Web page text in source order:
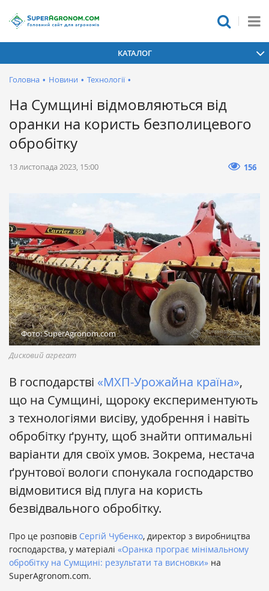
КАТАЛОГ
Головна • Новини • Технології •
На Сумщині відмовляються від
оранки на користь безполицевого
обробітку
13 листопада 2023, 15:00 156
Фото: SuperAgronom.com
Дисковий агрегат
В господарстві «МХП-Урожайна країна»,
що на Сумщині, щороку експериментують
з технологіями висіву, удобрення і навіть
обробітку ґрунту, щоб знайти оптимальні
варіанти для своїх умов. Зокрема, нестача
ґрунтової вологи спонукала господарство
відмовитися від плуга на користь
безвідвального обробітку.
Про це розповів Сергій Чубенко, директор з виробництва
господарства, у матеріалі «Оранка програє мінімальному
обробітку на Сумщині: результати та висновки» на
SuperAgronom.com.